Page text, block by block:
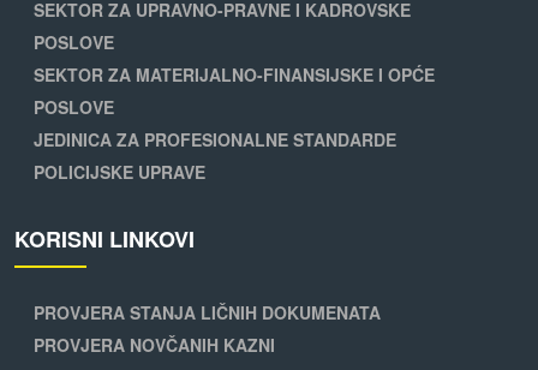
SEKTOR ZA UPRAVNO-PRAVNE I KADROVSKE
POSLOVE
SEKTOR ZA MATERIJALNO-FINANSIJSKE I OPĆE
POSLOVE
JEDINICA ZA PROFESIONALNE STANDARDE
POLICIJSKE UPRAVE
KORISNI LINKOVI
PROVJERA STANJA LIČNIH DOKUMENATA
PROVJERA NOVČANIH KAZNI